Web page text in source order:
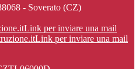
- Soverato (CZ)
Link per inviare una mail
Link per inviare una mail